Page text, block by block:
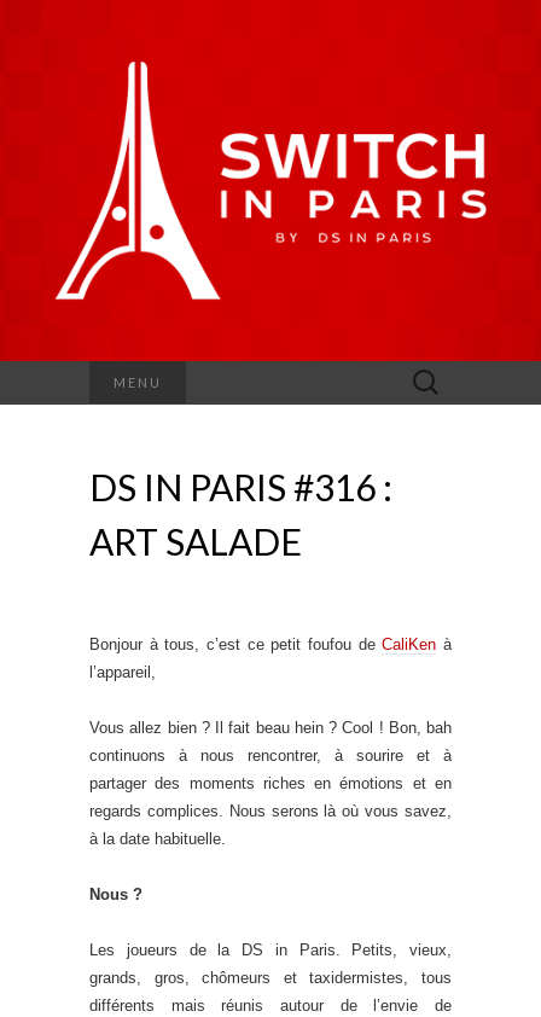
MENU Rechercher :
DS IN PARIS #316 :
ART SALADE
Bonjour à tous, c’est ce petit foufou deCaliKen à
l’appareil,
Vous allez bien ? Il fait beau hein ? Cool ! Bon, bah
continuons à nous rencontrer, à sourire et à
partager des moments riches en émotions et en
regards complices. Nous serons là où vous savez,
à la date habituelle.
Nous ?
Les joueurs de la DS in Paris. Petits, vieux,
grands, gros, chômeurs et taxidermistes, tous
différents mais réunis autour de l’envie de